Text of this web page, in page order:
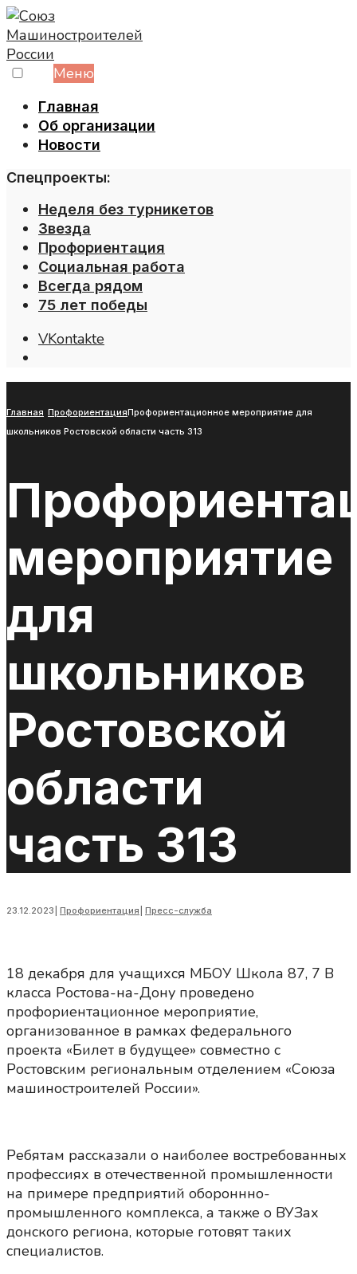
Skip
to
content
Меню
Главная
Об организации
Новости
Спецпроекты:
Неделя без турникетов
Звезда
Профориентация
Социальная работа
Всегда рядом
75 лет победы
VKontakte
Главная ПрофориентацияПрофориентационное мероприятие для
школьников Ростовской области часть 313
мероприятие
для
школьников
Ростовской
области
часть 313
23.12.2023 Профориентация Пресс-служба
18 декабря для учащихся МБОУ Школа 87, 7 В
класса Ростова-на-Дону проведено
профориентационное мероприятие,
организованное в рамках федерального
проекта «Билет в будущее» совместно с
Ростовским региональным отделением «Союза
машиностроителей России».
Ребятам рассказали о наиболее востребованных
профессиях в отечественной промышленности
на примере предприятий обороннно-
промышленного комплекса, а также о ВУЗах
донского региона, которые готовят таких
специалистов.